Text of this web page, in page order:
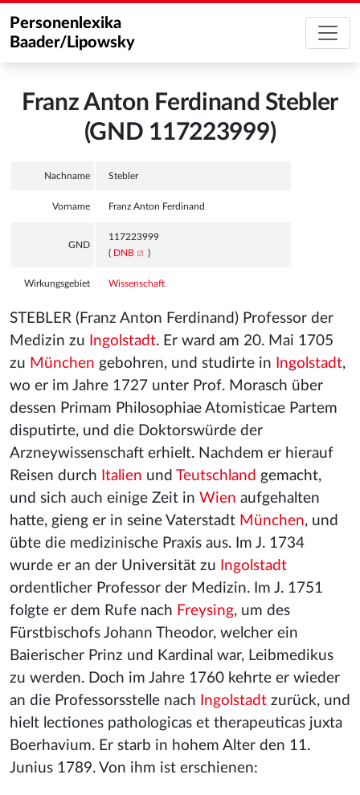
Personenlexika
Baader/Lipowsky
Franz Anton Ferdinand Stebler
(GND 117223999)
Nachname Stebler
Vorname Franz Anton Ferdinand
GND
117223999
( DNB )
Wirkungsgebiet Wissenschaft
STEBLER (Franz Anton Ferdinand) Professor der
Medizin zu
Ingolstadt. Er ward am 20. Mai 1705
zu München gebohren, und studirte in Ingolstadt,
wo er im Jahre 1727 unter Prof. Morasch über
dessen Primam Philosophiae Atomisticae Partem
disputirte, und die Doktorswürde der
Arzneywissenschaft erhielt. Nachdem er hierauf
Reisen durch Italien und Teutschland gemacht,
und sich auch einige Zeit in Wien aufgehalten
hatte, gieng er in seine Vaterstadt München, und
übte die medizinische Praxis aus. Im J. 1734
wurde er an der Universität zu
Ingolstadt
ordentlicher Professor der Medizin. Im J. 1751
folgte er dem Rufe nach Freysing, um des
Fürstbischofs Johann Theodor, welcher ein
Baierischer Prinz und Kardinal war, Leibmedikus
zu werden. Doch im Jahre 1760 kehrte er wieder
an die Professorsstelle nach
Ingolstadt zurück, und
hielt lectiones pathologicas et therapeuticas juxta
Boerhavium. Er starb in hohem Alter den 11.
Junius 1789. Von ihm ist erschienen: